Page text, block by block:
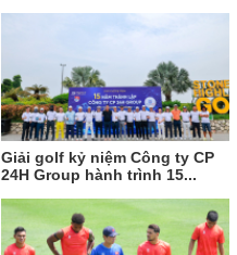
Giải golf kỷ niệm Công ty CP
24H Group hành trình 15...